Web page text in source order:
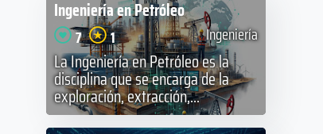
Ingeniería en Petróleo
7 1 Ingeniería
La Ingeniería en Petróleo es la
disciplina que se encarga de la
exploración, extracción,...